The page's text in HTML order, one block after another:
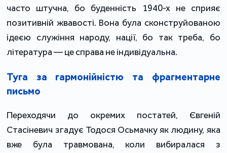
часто штучна, бо буденність 1940-х не сприяє
позитивній жвавості. Вона була сконструйованою
ідеєю служіння народу, нації, бо так треба, бо
література — це справа не індивідуальна.
Туга за гармонійністю та фрагментарне
письмо
Переходячи до окремих постатей, Євгеній
Стасіневич згадує Тодося Осьмачку як людину, яка
вже була травмована, коли вибиралася з